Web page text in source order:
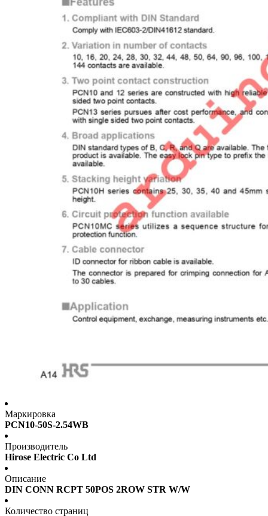
Маркировка
PCN10-50S-2.54WB
Производитель
Hirose Electric Co Ltd
Описание
DIN CONN RCPT 50POS 2ROW STR W/W
Количество страниц